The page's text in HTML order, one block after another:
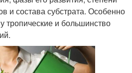
и состава субстрата. Особенно
тропические и большинство